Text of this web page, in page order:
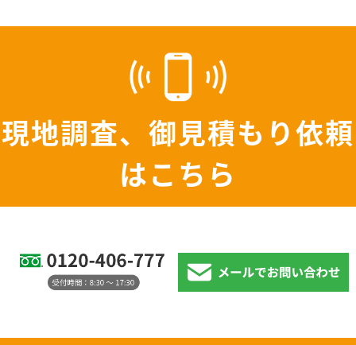
現地調査、御見積もり依頼
はこちら